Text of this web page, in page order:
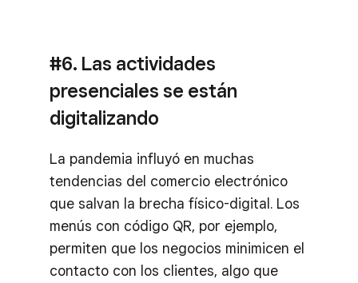
#6. Las actividades
presenciales se están
digitalizando
La pandemia influyó en muchas
tendencias del comercio electrónico
que salvan la brecha físico-digital. Los
menús con código QR, por ejemplo,
permiten que los negocios minimicen el
contacto con los clientes, algo que